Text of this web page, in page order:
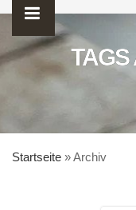
TAGS
Startseite »Archiv